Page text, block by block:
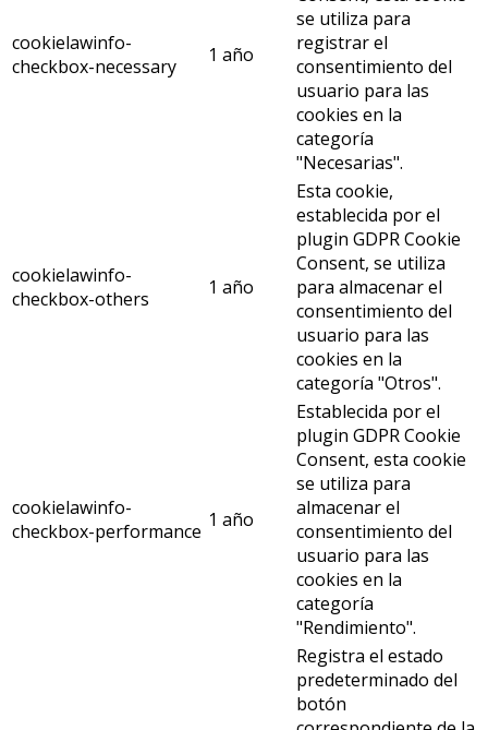
cookielawinfo-
checkbox-necessary
1 año
se utiliza para
registrar el
consentimiento del
usuario para las
cookies en la
categoría
"Necesarias".
cookielawinfo-
checkbox-others
1 año
Esta cookie,
establecida por el
plugin GDPR Cookie
Consent, se utiliza
para almacenar el
consentimiento del
usuario para las
cookies en la
categoría "Otros".
cookielawinfo-
checkbox-performance 1 año
Establecida por el
plugin GDPR Cookie
Consent, esta cookie
se utiliza para
almacenar el
consentimiento del
usuario para las
cookies en la
categoría
"Rendimiento".
Registra el estado
predeterminado del
botón